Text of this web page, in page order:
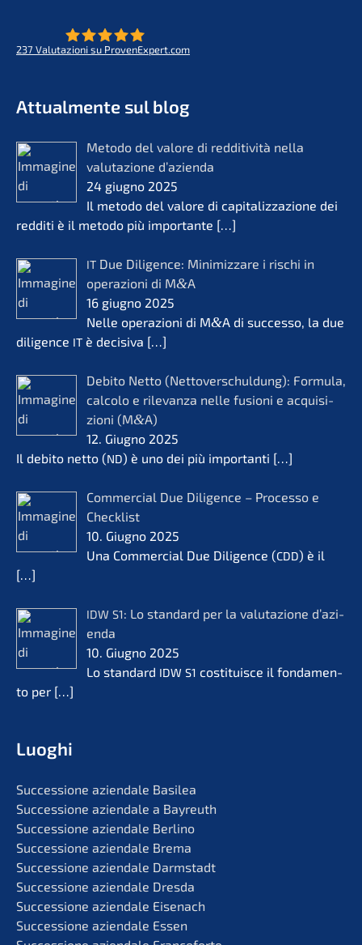
237 Valuta­zio­ni su ProvenExpert.com
Attual­men­te sul blog
Metodo del valore di reddi­ti­vi­tà nella
valuta­zio­ne d’azi­en­da
24 giugno 2025
Il metodo del valore di capita­liz­za­zio­ne dei
reddi­ti è il metodo più importan­te […]
IT Due Diligence: Minimiz­za­re i rischi in
opera­zio­ni di M&A
16 giugno 2025
Nelle opera­zio­ni di M&A di succes­so, la due
diligence IT è decisi­va […]
Debito Netto (Netto­ver­schul­dung): Formu­la,
calco­lo e rilevanza nelle fusio­ni e acqui­si­
zio­ni (M&A)
12. Giugno 2025
Il debito netto (ND) è uno dei più importan­ti […]
Commer­cial Due Diligence – Proces­so e
Check­list
10. Giugno 2025
Una Commer­cial Due Diligence (CDD) è il
[…]
IDW S1: Lo standard per la valuta­zio­ne d’azi­
en­da
10. Giugno 2025
Lo standard IDW S1 costi­tuis­ce il fonda­men­
to per […]
Luoghi
Succes­sio­ne aziend­a­le Basilea
Succes­sio­ne aziend­a­le a Bayreuth
Succes­sio­ne aziend­a­le Berlino
Succes­sio­ne aziend­a­le Brema
Succes­sio­ne aziend­a­le Darmstadt
Succes­sio­ne aziend­a­le Dresda
Succes­sio­ne aziend­a­le Eisenach
Succes­sio­ne aziend­a­le Essen